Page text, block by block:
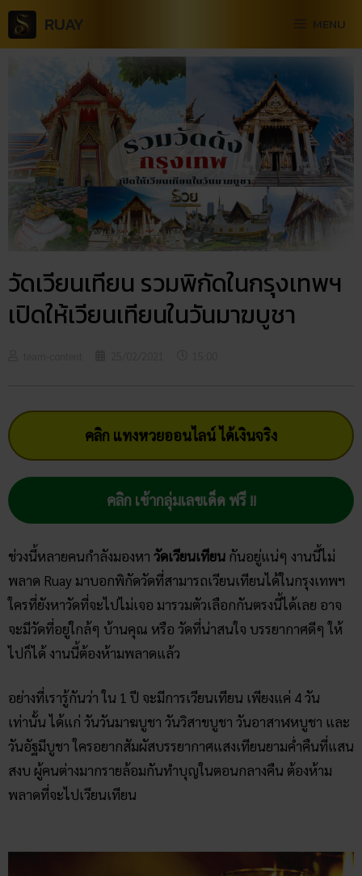
RUAY MENU
วัดเวียนเทียน รวมพิกัดในกรุงเทพฯ
เปิดให้เวียนเทียนในวันมาฆบูชา
คลิก แทงหวยออนไลน์ ได้เงินจริง
คลิก เข้ากลุ่มเลขเด็ด ฟรี !!
ช่วงนี้หลายคนกำลังมองหา วัดเวียนเทียน กันอยู่แน่ๆ งานนี้ไม่
พลาด Ruay มาบอกพิกัดวัดที่สามารถเวียนเทียนได้ในกรุงเทพฯ
ใครที่ยังหาวัดที่จะไปไม่เจอ มารวมตัวเลือกกันตรงนี้ได้เลย อาจ
จะมีวัดที่อยู่ใกล้ๆ บ้านคุณ หรือ วัดที่น่าสนใจ บรรยากาศดีๆ ให้
ไปก็ได้ งานนี้ต้องห้ามพลาดแล้ว
อย่างที่เรารู้กันว่า ใน 1 ปี จะมีการเวียนเทียน เพียงแค่ 4 วัน
เท่านั้น ได้แก่ วันวันมาฆบูชา วันวิสาขบูชา วันอาสาฬหบูชา และ
วันอัฐมีบูชา ใครอยากสัมผัสบรรยากาศแสงเทียนยามค่ำคืนที่แสน
สงบ ผู้คนต่างมากรายล้อมกันทำบุญในตอนกลางคืน ต้องห้าม
พลาดที่จะไปเวียนเทียน